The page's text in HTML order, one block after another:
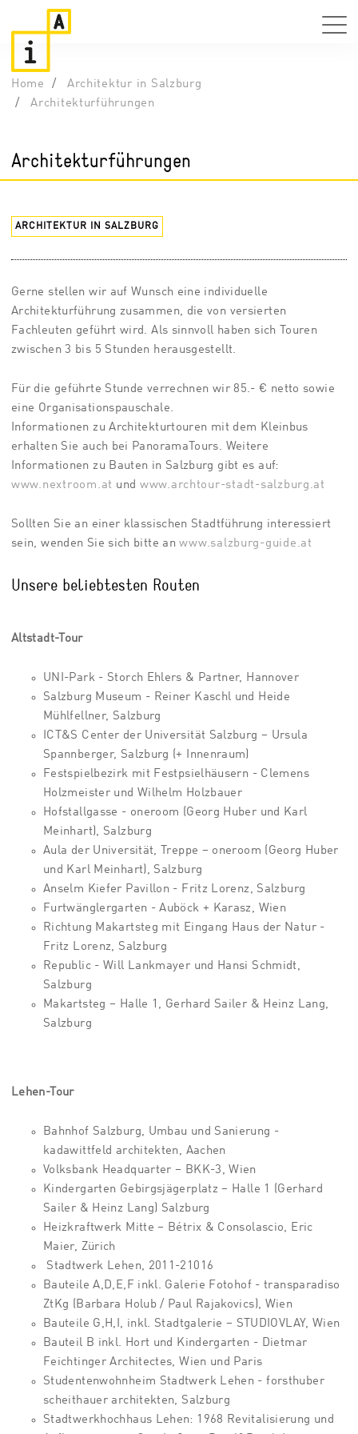
Home
Architektur in Salzburg
Architekturführungen
Architekturführungen
ARCHITEKTUR IN SALZBURG
Gerne stellen wir auf Wunsch eine individuelle
Architekturführung zusammen, die von versierten
Fachleuten geführt wird. Als sinnvoll haben sich Touren
zwischen 3 bis 5 Stunden herausgestellt.
Für die geführte Stunde verrechnen wir 85.- € netto sowie
eine Organisationspauschale.
Informationen zu Architekturtouren mit dem Kleinbus
erhalten Sie auch bei PanoramaTours. Weitere
Informationen zu Bauten in Salzburg gibt es auf:
www.nextroom.at und www.archtour-stadt-salzburg.at
Sollten Sie an einer klassischen Stadtführung interessiert
sein, wenden Sie sich bitte anwww.salzburg-guide.at
Unsere beliebtesten Routen
Altstadt-Tour
UNI-Park - Storch Ehlers & Partner, Hannover
Salzburg Museum - Reiner Kaschl und Heide
Mühlfellner, Salzburg
ICT&S Center der Universität Salzburg – Ursula
Spannberger, Salzburg (+ Innenraum)
Festspielbezirk mit Festpsielhäusern - Clemens
Holzmeister und Wilhelm Holzbauer
Hofstallgasse - oneroom (Georg Huber und Karl
Meinhart), Salzburg
Aula der Universität, Treppe – oneroom (Georg Huber
und Karl Meinhart), Salzburg
Anselm Kiefer Pavillon - Fritz Lorenz, Salzburg
Furtwänglergarten - Auböck + Karasz, Wien
Richtung Makartsteg mit Eingang Haus der Natur -
Fritz Lorenz, Salzburg
Republic - Will Lankmayer und Hansi Schmidt,
Salzburg
Makartsteg – Halle 1, Gerhard Sailer & Heinz Lang,
Salzburg
Lehen-Tour
Bahnhof Salzburg, Umbau und Sanierung -
kadawittfeld architekten, Aachen
Volksbank Headquarter – BKK-3, Wien
Kindergarten Gebirgsjägerplatz – Halle 1 (Gerhard
Sailer & Heinz Lang) Salzburg
Heizkraftwerk Mitte – Bétrix & Consolascio, Eric
Maier, Zürich
Stadtwerk Lehen, 2011-21016
Bauteile A,D,E,F inkl. Galerie Fotohof - transparadiso
ZtKg (Barbara Holub / Paul Rajakovics), Wien
Bauteile G,H,I, inkl. Stadtgalerie – STUDIOVLAY, Wien
Bauteil B inkl. Hort und Kindergarten - Dietmar
Feichtinger Architectes, Wien und Paris
Studentenwohnheim Stadtwerk Lehen - forsthuber
scheithauer architekten, Salzburg
Stadtwerkhochhaus Lehen: 1968 Revitalisierung und